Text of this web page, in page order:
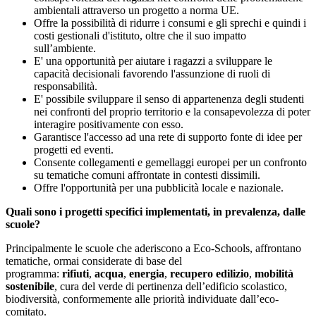
ambientali attraverso un progetto a norma UE.
Offre la possibilità di ridurre i consumi e gli sprechi e quindi i
costi gestionali d'istituto, oltre che il suo impatto
sull’ambiente.
E' una opportunità per aiutare i ragazzi a sviluppare le
capacità decisionali favorendo l'assunzione di ruoli di
responsabilità.
E' possibile sviluppare il senso di appartenenza degli studenti
nei confronti del proprio territorio e la consapevolezza di poter
interagire positivamente con esso.
Garantisce l'accesso ad una rete di supporto fonte di idee per
progetti ed eventi.
Consente collegamenti e gemellaggi europei per un confronto
su tematiche comuni affrontate in contesti dissimili.
Offre l'opportunità per una pubblicità locale e nazionale.
Quali sono i progetti specifici implementati, in prevalenza, dalle
scuole?
Principalmente le scuole che aderiscono a Eco-Schools, affrontano
tematiche, ormai considerate di base del
programma: rifiuti, acqua, energia, recupero edilizio, mobilità
sostenibile, cura del verde di pertinenza dell’edificio scolastico,
biodiversità, conformemente alle priorità individuate dall’eco-
comitato.